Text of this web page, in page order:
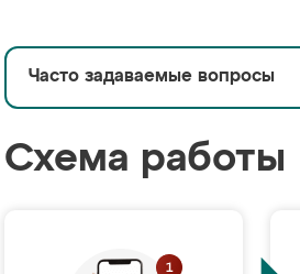
Часто задаваемые вопросы
Схема работы